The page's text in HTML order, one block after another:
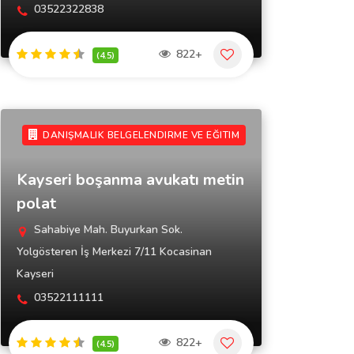
03522322838
(4.5) 822+
DANIŞMALIK BELGELENDIRME VE EĞITIM
Kayseri boşanma avukatı metin
polat
Sahabiye Mah. Buyurkan Sok.
Yolgösteren İş Merkezi 7/11 Kocasinan
Kayseri
03522111111
(4.5) 822+